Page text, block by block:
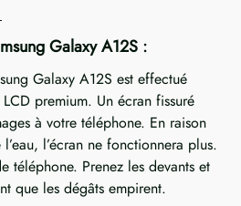
Galaxy A12S :
Galaxy A12S est effectué
premium. Un écran fissuré
à votre téléphone. En raison
l’écran ne fonctionnera plus.
téléphone. Prenez les devants et
que les dégâts empirent.